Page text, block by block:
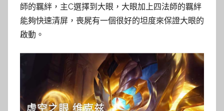
師的羈絆，主C選擇到大眼，大眼加上四法師的羈絆
能夠快速清屏，喪屍有一個很好的坦度來保證大眼的
啟動。